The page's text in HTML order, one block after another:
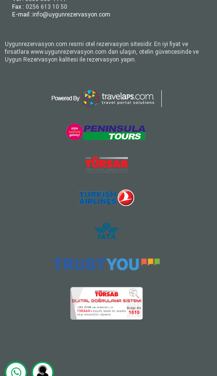
Fax : 0256 613 10 50
E-mail :info@uygunrezervasyon.com
Uygunrezervasyon.com resmi otel rezervasyon sitesidir. En iyi fiyat ve
fırsatlara www.uygunrezervasyon.com dan ulaşın, otelin güvencesinde ve
Uygun Rezervasyon kalitesi ile rezervasyon yapın.